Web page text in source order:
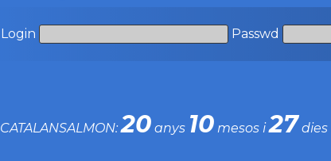
Login Passwd
CATALANSALMON:20 anys 10 mesos i27 dies